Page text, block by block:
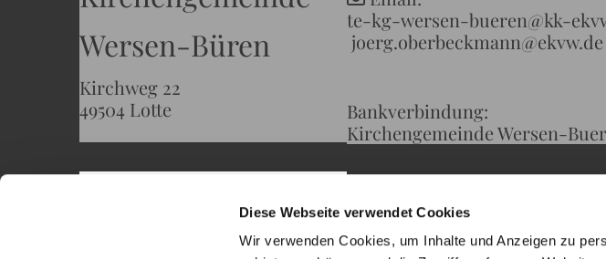
Diese Webseite verwendet Cookies
Wir verwenden Cookies, um Inhalte und Anzeigen zu
Wersen-Büren
Kirchweg 22
49504 Lotte
te-kg-wersen-bueren@kk-
Bankverbindung:
Kirchengemeinde Wersen-